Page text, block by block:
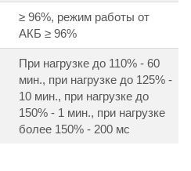
≥ 96%, режим работы от
АКБ ≥ 96%
При нагрузке до 110% - 60
мин., при нагрузке до 125% -
10 мин., при нагрузке до
150% - 1 мин., при нагрузке
более 150% - 200 мс